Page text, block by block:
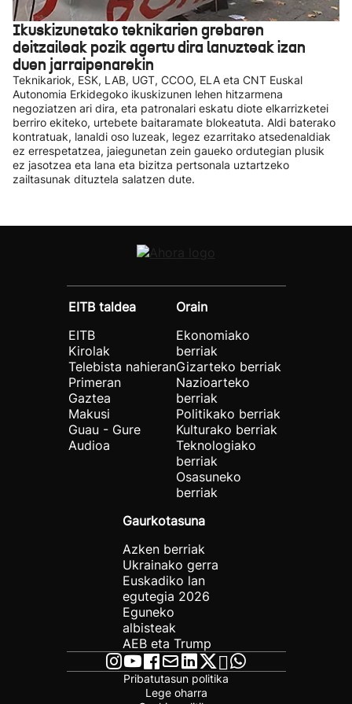
Ikuskizunetako teknikarien grebaren
deitzaileak pozik agertu dira lanuzteak izan
duen jarraipenarekin
Teknikariok, ESK, LAB, UGT, CCOO, ELA eta CNT Euskal
Autonomia Erkidegoko ikuskizunen lehen hitzarmena
negoziatzen ari dira, eta patronalari eskatu diote elkarrizketei
berriro ekiteko, urtebete baitaramate blokeatuta. Aldi baterako
kontratuak, lanaldi oso luzeak, legez ezarritako atsedenaldiak
ez errespetatzea, jaiegunetan zein gaueko ordutegian plusik
ez jasotzea eta lana eta bizitza pertsonala uztartzeko
zailtasunak dituztela salatzen dute.
EITB taldea
EITB
Kirolak
Telebista nahieran
Primeran
Gaztea
Makusi
Guau - Gure
Audioa
Orain
Ekonomiako
berriak
Gizarteko berriak
Nazioarteko
berriak
Politikako berriak
Kulturako berriak
Teknologiako
berriak
Osasuneko
berriak
Gaurkotasuna
Azken berriak
Ukrainako gerra
Euskadiko lan
egutegia 2026
Eguneko
albisteak
AEB eta Trump
Pribatutasun politika
Lege oharra